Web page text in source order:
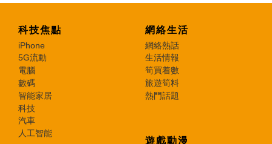
科技焦點
iPhone
5G流動
電腦
數碼
智能家居
科技
汽車
人工智能
網絡生活
網絡熱話
生活情報
筍買着數
旅遊筍料
熱門話題
遊戲動漫